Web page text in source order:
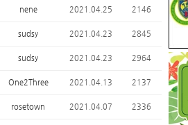
nene 2021.04.25 2146
sudsy 2021.04.23 2845
sudsy 2021.04.23 2964
One2Three 2021.04.13 2137
rosetown 2021.04.07 2336